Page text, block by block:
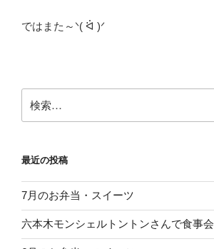
ではまた～ᐠ( ᐛ )ᐟ
索:
最近の投稿
7月のお弁当・スイーツ
六本木モンシェルトントンさんで食事会